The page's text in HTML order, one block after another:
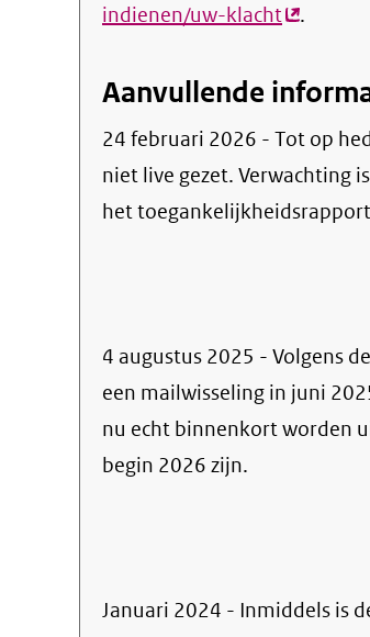
indienen/uw-klacht(externe
.
Aanvullende
24 februari 2026 - Tot op
niet live gezet. Verwachting
het
4 augustus 2025 - Volgens
een mailwisseling in juni
nu echt binnenkort worden
begin 2026 zijn.
Januari 2024 - Inmiddels is